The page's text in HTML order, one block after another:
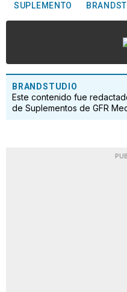
SUPLEMENTO
BRANDSTUDIO
Este contenido fue
de Suplementos de GFR